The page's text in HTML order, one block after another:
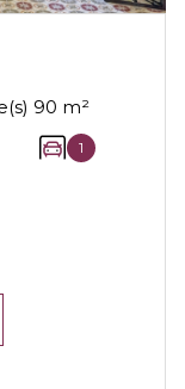
Maison 6 pièce(s) 2 chambre(s) 90 m²
1